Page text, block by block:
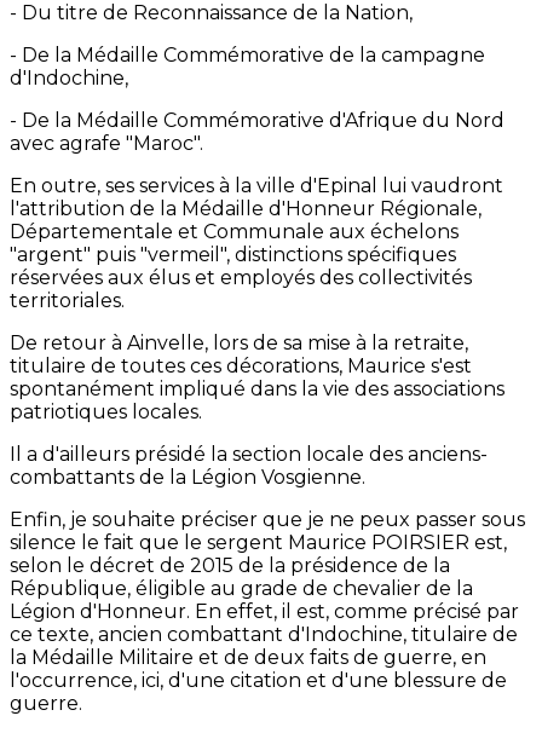
- Du titre de Reconnaissance de la Nation,
- De la Médaille Commémorative de la campagne
d'Indochine,
- De la Médaille Commémorative d'Afrique du Nord
avec agrafe "Maroc".
En outre, ses services à la ville d'Epinal lui vaudront
l'attribution de la Médaille d'Honneur Régionale,
Départementale et Communale aux échelons
"argent" puis "vermeil", distinctions spécifiques
réservées aux élus et employés des collectivités
territoriales.
De retour à Ainvelle, lors de sa mise à la retraite,
titulaire de toutes ces décorations, Maurice s'est
spontanément impliqué dans la vie des associations
patriotiques locales.
Il a d'ailleurs présidé la section locale des anciens-
combattants de la Légion Vosgienne.
Enfin, je souhaite préciser que je ne peux passer sous
silence le fait que le sergent Maurice POIRSIER est,
selon le décret de 2015 de la présidence de la
République, éligible au grade de chevalier de la
Légion d'Honneur. En effet, il est, comme précisé par
ce texte, ancien combattant d'Indochine, titulaire de
la Médaille Militaire et de deux faits de guerre, en
l'occurrence, ici, d'une citation et d'une blessure de
guerre.